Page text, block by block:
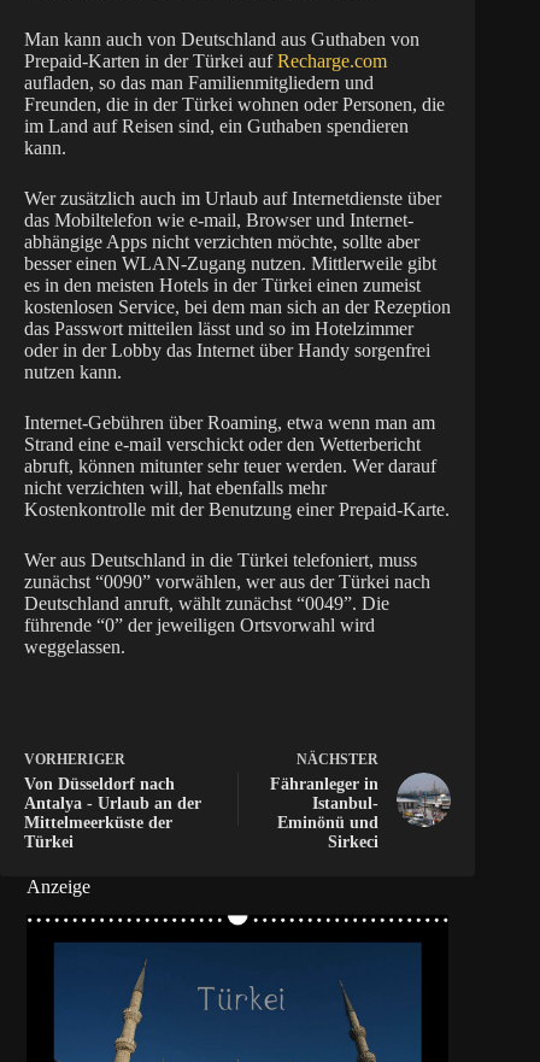
Man kann auch von Deutschland aus Guthaben von
Prepaid-Karten in der Türkei aufRecharge.com
aufladen, so das man Familienmitgliedern und
Freunden, die in der Türkei wohnen oder Personen, die
im Land auf Reisen sind, ein Guthaben spendieren
kann.
Wer zusätzlich auch im Urlaub auf Internetdienste über
das Mobiltelefon wie e-mail, Browser und Internet-
abhängige Apps nicht verzichten möchte, sollte aber
besser einen WLAN-Zugang nutzen. Mittlerweile gibt
es in den meisten Hotels in der Türkei einen zumeist
kostenlosen Service, bei dem man sich an der Rezeption
das Passwort mitteilen lässt und so im Hotelzimmer
oder in der Lobby das Internet über Handy sorgenfrei
nutzen kann.
Internet-Gebühren über Roaming, etwa wenn man am
Strand eine e-mail verschickt oder den Wetterbericht
abruft, können mitunter sehr teuer werden. Wer darauf
nicht verzichten will, hat ebenfalls mehr
Kostenkontrolle mit der Benutzung einer Prepaid-Karte.
Wer aus Deutschland in die Türkei telefoniert, muss
zunächst “0090” vorwählen, wer aus der Türkei nach
Deutschland anruft, wählt zunächst “0049”. Die
führende “0” der jeweiligen Ortsvorwahl wird
weggelassen.
VORHERIGER
Von Düsseldorf nach
Antalya - Urlaub an der
Mittelmeerküste der
Türkei
NÄCHSTER
Fähranleger in
Istanbul-
Eminönü und
Sirkeci
Anzeige